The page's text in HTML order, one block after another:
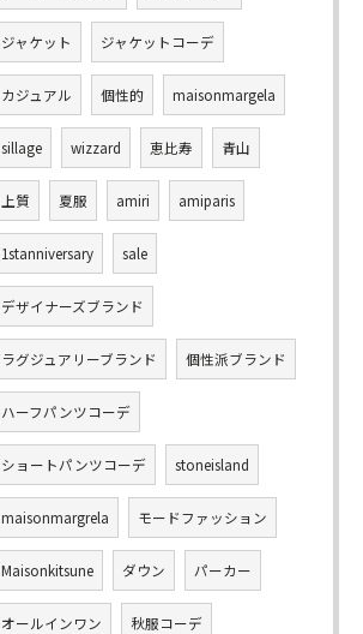
ジャケット ジャケットコーデ
カジュアル 個性的 maisonmargela
sillage wizzard 恵比寿 青山
上質 夏服 amiri amiparis
1stanniversary sale
デザイナーズブランド
ラグジュアリーブランド 個性派ブランド
ハーフパンツコーデ
ショートパンツコーデ stoneisland
maisonmargrela モードファッション
Maisonkitsune ダウン パーカー
オールインワン 秋服コーデ